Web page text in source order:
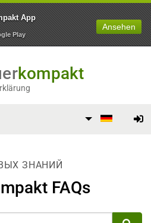
App
Play
Ansehen
kompakt
ЗНАНИЙ
FAQs